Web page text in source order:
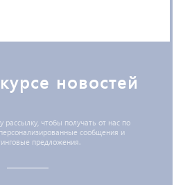
новостей
чтобы получать от нас по
сообщения и
предложения.